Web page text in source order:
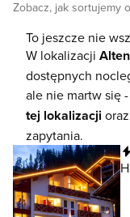
Zobacz, jak sortujemy
To jeszcze nie
W lokalizacji
dostępnych
ale nie martw się
tej lokalizacji
zapytania.